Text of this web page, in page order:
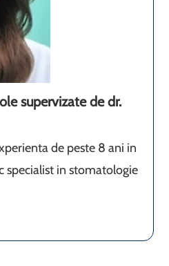
supervizate de dr.
de peste 8 ani in
specialist in stomatologie